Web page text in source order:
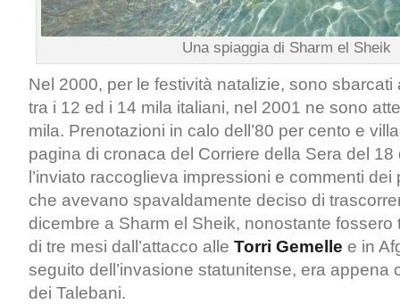
Una spiaggia di Sharm el Sheik
Nel 2000, per le festività natalizie, sono
tra i 12 ed i 14 mila italiani, nel 2001 ne sono
mila. Prenotazioni in calo dell’80 per cento e
pagina di cronaca del Corriere della Sera del
l’inviato raccoglieva impressioni e commenti
che avevano spavaldamente deciso di
dicembre a Sharm el Sheik, nonostante fossero
di tre mesi dall’attacco alle Torri Gemelle e in
seguito dell’invasione statunitense, era appena
dei Talebani.